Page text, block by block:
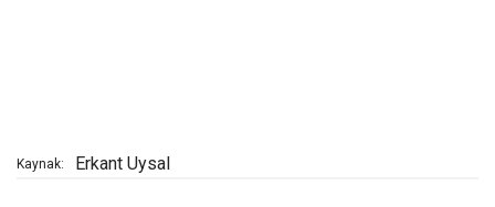
Kaynak: Erkant Uysal